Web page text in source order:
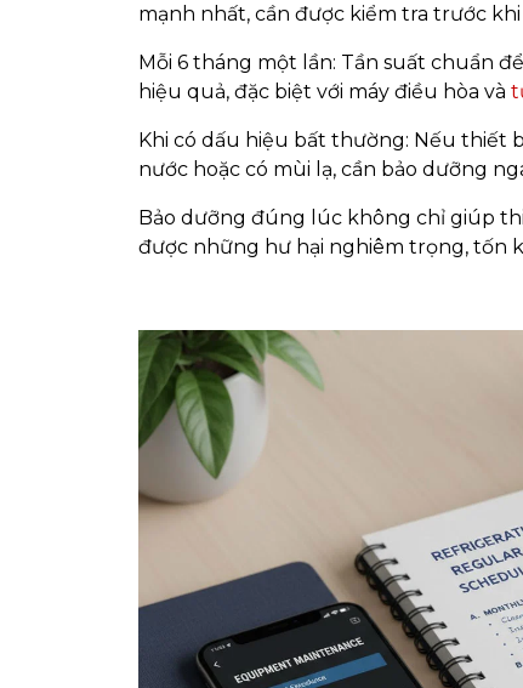
mạnh nhất, cần được kiểm tra trước
Mỗi 6 tháng một lần: Tần suất chuẩn
hiệu quả, đặc biệt với máy điều hòa và
Khi có dấu hiệu bất thường: Nếu thiết
nước hoặc có mùi lạ, cần bảo dưỡng
Bảo dưỡng đúng lúc không chỉ giúp
được những hư hại nghiêm trọng, tốn